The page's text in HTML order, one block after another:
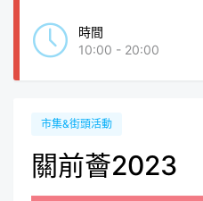
時間
10:00 - 20:00
市集&街頭活動
關前薈2023